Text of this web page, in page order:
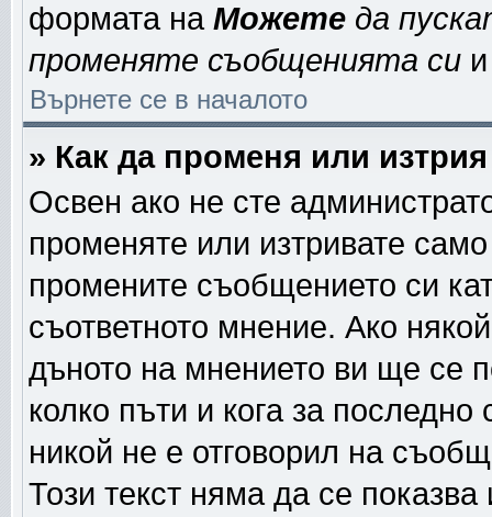
формата на Можете да
променяте съобщенията си
Върнете се в началото
» Как да променя или
Освен ако не сте
променяте или изтривате
промените съобщението си
съответното мнение. Ако
дъното на мнението ви ще се
колко пъти и кога за
никой не е отговорил на
Този текст няма да се